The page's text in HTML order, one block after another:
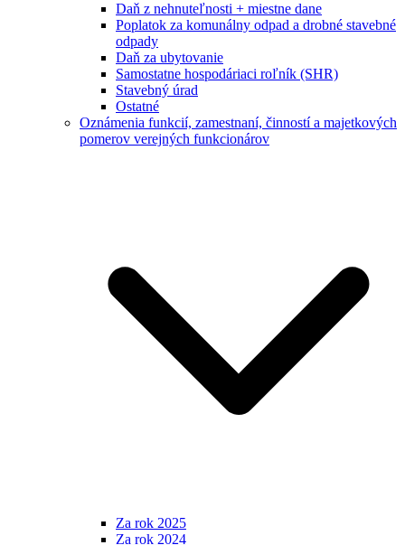
Daň z nehnuteľnosti + miestne dane
Poplatok za komunálny odpad a drobné stavebné
odpady
Daň za ubytovanie
Samostatne hospodáriaci roľník (SHR)
Stavebný úrad
Ostatné
Oznámenia funkcií, zamestnaní, činností a majetkových
pomerov verejných funkcionárov
Za rok 2025
Za rok 2024